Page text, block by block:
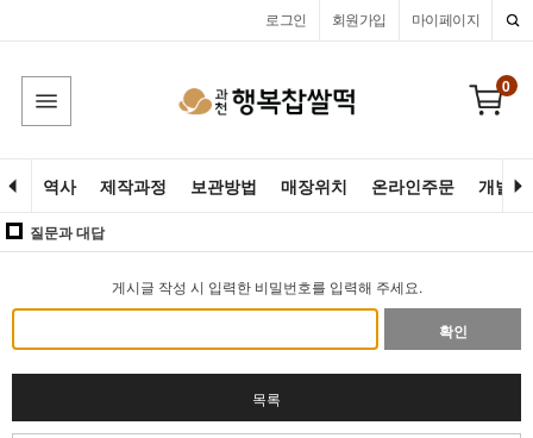
마이페이지
회원가입
로그인
0
역사 제작과정 보관방법 매장위치 온라인주문 개별
질문과 대답
게시글 작성 시 입력한 비밀번호를 입력해 주세요.
확인
목록